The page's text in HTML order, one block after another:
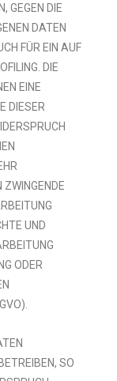
GEGEN DIE
DATEN
FÜR EIN AUF
DIE
EINE
DIESER
ZWINGENDE
UND
ODER
SO